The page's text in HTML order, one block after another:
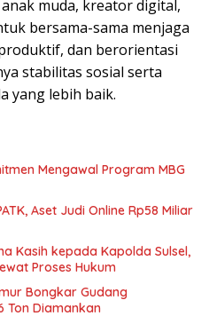
muda, kreator digital,
bersama-sama menjaga
dan berorientasi
stabilitas sosial serta
yang lebih baik.
Mengawal Program MBG
Aset Judi Online Rp58 Miliar
Kasih kepada Kapolda Sulsel,
Proses Hukum
Bongkar Gudang
Ton Diamankan